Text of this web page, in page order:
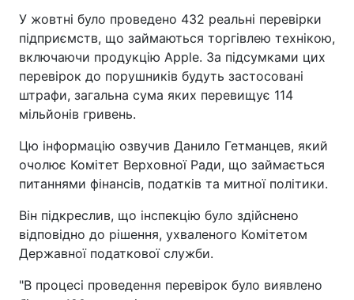
У жовтні було проведено 432 реальні перевірки
підприємств, що займаються торгівлею технікою,
включаючи продукцію Apple. За підсумками цих
перевірок до порушників будуть застосовані
штрафи, загальна сума яких перевищує 114
мільйонів гривень.
Цю інформацію озвучив Данило Гетманцев, який
очолює Комітет Верховної Ради, що займається
питаннями фінансів, податків та митної політики.
Він підкреслив, що інспекцію було здійснено
відповідно до рішення, ухваленого Комітетом
Державної податкової служби.
"В процесі проведення перевірок було виявлено